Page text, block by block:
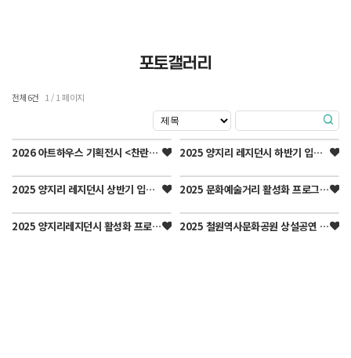
포토갤러리
전체 6건 1 / 1 페이지
2026 아트하우스 기획전시 <찬란한 빛과 예술혼> 전… 2025 양지리 레지던시 하반기 입주작가 전시회
2025 양지리 레지던시 상반기 입주작가 전시회 2025 문화예술거리 활성화 프로그램 운영 '굿바이 뚜…
2025 양지리레지던시 활성화 프로그램 How to b… 2025 철원역사문화공원 상설공연 '1930 철원! 모…